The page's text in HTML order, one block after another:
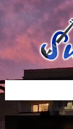
Przejdź
Przejdź
bocznego
Przejdź